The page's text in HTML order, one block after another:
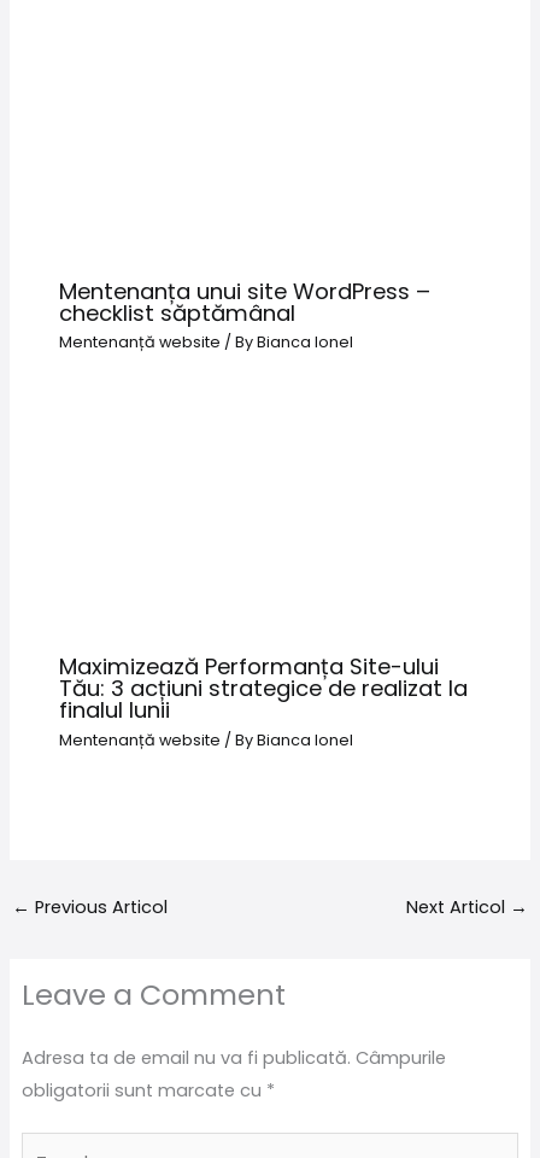
Mentenanța unui site WordPress –
checklist săptămânal
Mentenanță website / ByBianca Ionel
Maximizează Performanța Site-ului
Tău: 3 acțiuni strategice de realizat la
finalul lunii
Mentenanță website / ByBianca Ionel
← Previous Articol Next Articol →
Leave a Comment
Adresa ta de email nu va fi publicată. Câmpurile
obligatorii sunt marcate cu *